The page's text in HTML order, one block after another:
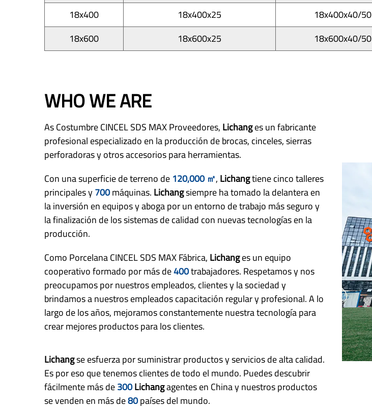
18x400
18x400x25 18x400x40/50
18x600
18x600x25 18x600x40/50
WHO WE ARE
AsCostumbre CINCEL SDS MAX Proveedores,Lichanges un fabricante
profesional especializado en la producción de brocas, cinceles, sierras
perforadoras y otros accesorios para herramientas.
Con una superficie de terreno de120,000 ㎡,Lichangtiene cinco talleres
principales y700máquinas.Lichangsiempre ha tomado la delantera en
la inversión en equipos y aboga por un entorno de trabajo más seguro y
la finalización de los sistemas de calidad con nuevas tecnologías en la
producción.
ComoPorcelana CINCEL SDS MAX Fábrica,Lichanges un equipo
cooperativo formado por más de400trabajadores. Respetamos y nos
preocupamos por nuestros empleados, clientes y la sociedad y
brindamos a nuestros empleados capacitación regular y profesional. A lo
largo de los años, mejoramos constantemente nuestra tecnología para
crear mejores productos para los clientes.
Lichangse esfuerza por suministrar productos y servicios de alta calidad.
Es por eso que tenemos clientes de todo el mundo. Puedes descubrir
fácilmente más de300Lichangagentes en China y nuestros productos
se venden en más de80países del mundo.